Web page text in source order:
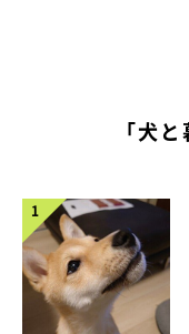
画像は「LINE STORE」公式サイ
お次は、mimoriさん制
ふんわりタッチの
「犬